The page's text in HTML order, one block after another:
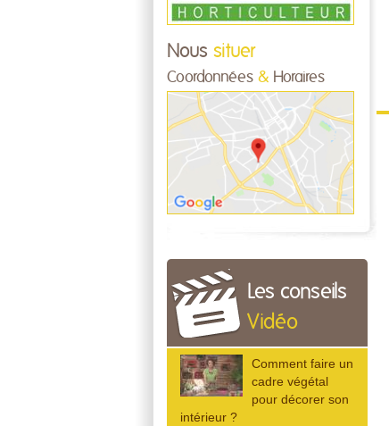
Nous situer
Coordonnées & Horaires
Les conseils
Vidéo
Comment faire un
cadre végétal
pour décorer son
intérieur ?